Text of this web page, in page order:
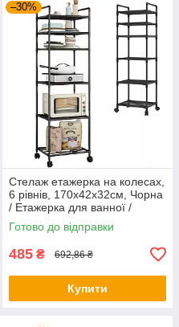
–30%
Стелаж етажерка на колесах,
6 рівнів, 170х42х32см, Чорна
/ Етажерка для ванної /
Підлогова полиця для кухні /
Полиця-етажерка
Готово до відправки
485 ₴ 692,86 ₴
Купити